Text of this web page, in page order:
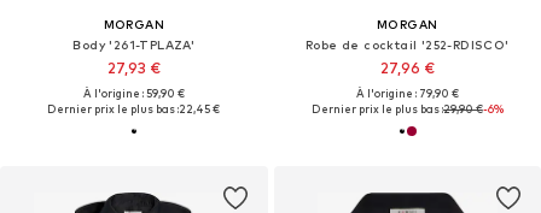
MORGAN
Body '261-TPLAZA'
27,93 €
À l'origine : 59,90 €
Dernier prix le plus bas :22,45 €
MORGAN
Robe de cocktail '252-RDISCO'
27,96 €
À l'origine : 79,90 €
Dernier prix le plus bas :29,90 €-6%